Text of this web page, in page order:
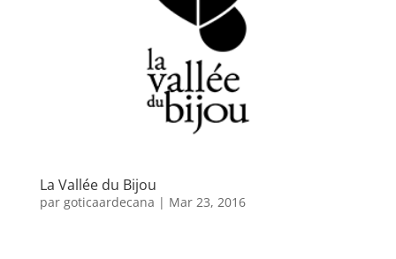
La Vallée du Bijou
par goticaardecana | Mar 23, 2016